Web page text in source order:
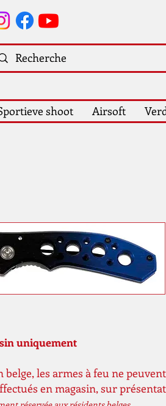
shoot Airsoft
uniquement
les armes à feu ne
en magasin, sur